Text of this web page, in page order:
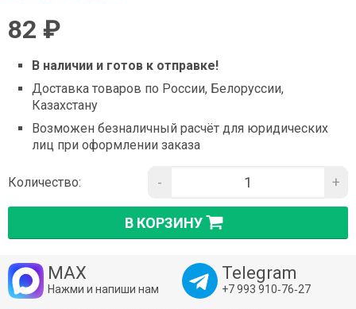
82 ₽
В наличии и готов к отправке!
Доставка товаров по России, Белоруссии,
Казахстану
Возможен безналичный расчёт для юридических
лиц при оформлении заказа
Количество: - +
В КОРЗИНУ
MAX
Нажми и напиши нам
Telegram
+7 993 910‑76‑27